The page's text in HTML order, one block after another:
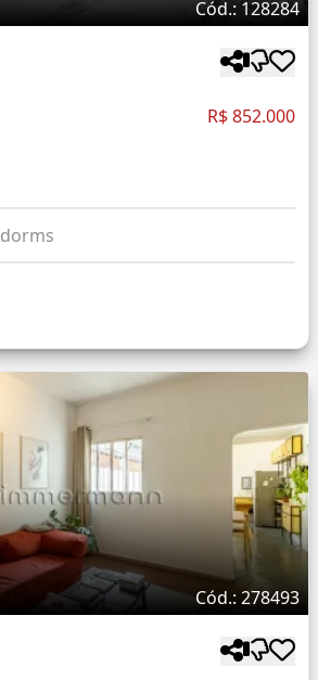
Cód.: 128284
R$ 852.000
dorms
Cód.: 278493